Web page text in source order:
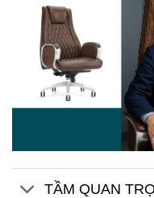
TẦM QUAN